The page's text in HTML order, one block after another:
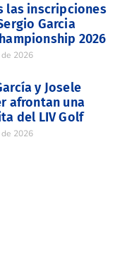
las inscripciones
Garcia
2026
2026
y Josele
afrontan una
del LIV Golf
2026